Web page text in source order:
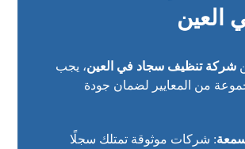
العين
شركة تنظيف سجاد في العين، يجب
مجموعة من المعايير لضمان جودة
: شركات موثوقة تمتلك سجلًا